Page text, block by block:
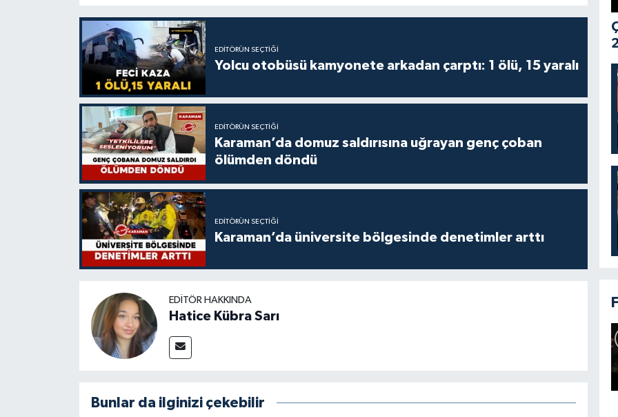
EDITÖRÜN SEÇTIĞI
Yolcu otobüsü kamyonete arkadan çarptı: 1 ölü, 15 yaralı
EDITÖRÜN SEÇTIĞI
Karaman’da domuz saldırısına uğrayan genç çoban
ölümden döndü
EDITÖRÜN SEÇTIĞI
Karaman’da üniversite bölgesinde denetimler arttı
EDITÖR HAKKINDA
Hatice Kübra Sarı
Bunlar da ilginizi çekebilir